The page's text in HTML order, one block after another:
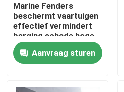
Producten
Video's
Over ons
Marine Fenders
beschermt vaartuigen
effectief vermindert
berging schade hoge
compressie herstel
Aanvraag sturen